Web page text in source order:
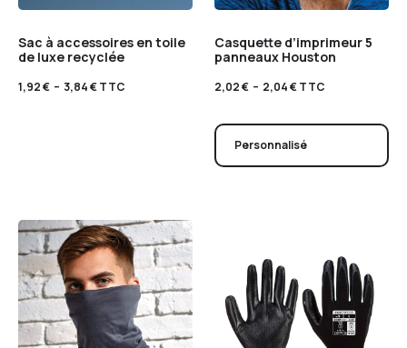
Sac à accessoires en toile
de luxe recyclée
1,92€ – 3,84€TTC
Casquette d’imprimeur 5
panneaux Houston
2,02€ – 2,04€TTC
Personnalisé